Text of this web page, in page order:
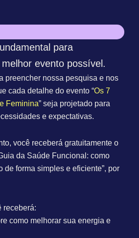
um passo...
para
evento possível.
preencher nossa pesquisa e nos
cada detalhe do evento “Os 7
Feminina” seja projetado para
e expectativas.
você receberá gratuitamente o
da Saúde Funcional: como
de forma simples e eficiente”, por
receberá:
como melhorar sua energia e